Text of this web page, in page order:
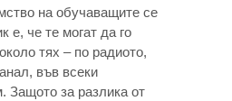
на обучаващите се
е, че те могат да го
тях – по радиото,
във всеки
Защото за разлика от